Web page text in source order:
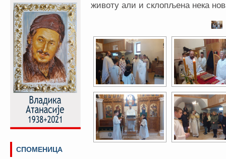
животу али и склопљена нека
СПОМЕНИЦА